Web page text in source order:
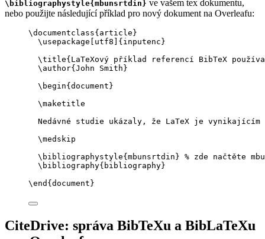
\bibliographystyle{mbunsrtdin} ve vašem tex dokumentu,
nebo použijte následující příklad pro nový dokument na Overleafu:
\documentclass{ article }
\usepackage
utf8 ]{ inputenc }
\title{LaTeXový příklad referencí BibTeX
\author{John Smith}
\begin{ document }
\maketitle
Nedávné studie ukázaly, že LaTeX je vynikajícím
\medskip
\bibliographystyle{mbunsrtdin} % zde načtěte
\bibliography{bibliography}
\end { document }
CiteDrive: správa BibTeXu a BibLaTeXu